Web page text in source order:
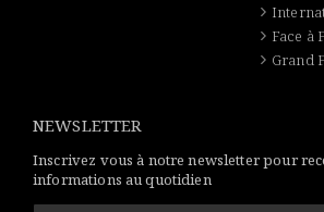
Face à
Grand
NEWSLETTER
Inscrivez vous à notre newsletter pour
informations au quotidien